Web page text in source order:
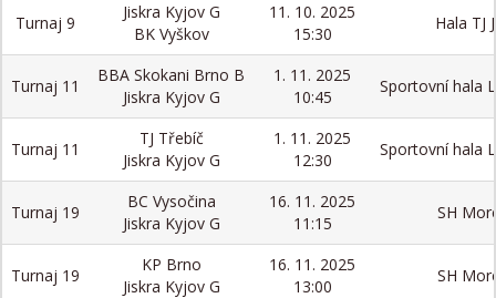
Turnaj 9
Jiskra Kyjov G
BK Vyškov
11. 10. 2025
15:30
Hala TJ
Turnaj 11
BBA Skokani Brno B
Jiskra Kyjov G
1. 11. 2025
10:45
Sportovní hala
Turnaj 11
TJ Třebíč
Jiskra Kyjov G
1. 11. 2025
12:30
Sportovní hala
Turnaj 19
BC Vysočina
Jiskra Kyjov G
16. 11. 2025
11:15
SH
Turnaj 19
KP Brno
Jiskra Kyjov G
16. 11. 2025
13:00
SH